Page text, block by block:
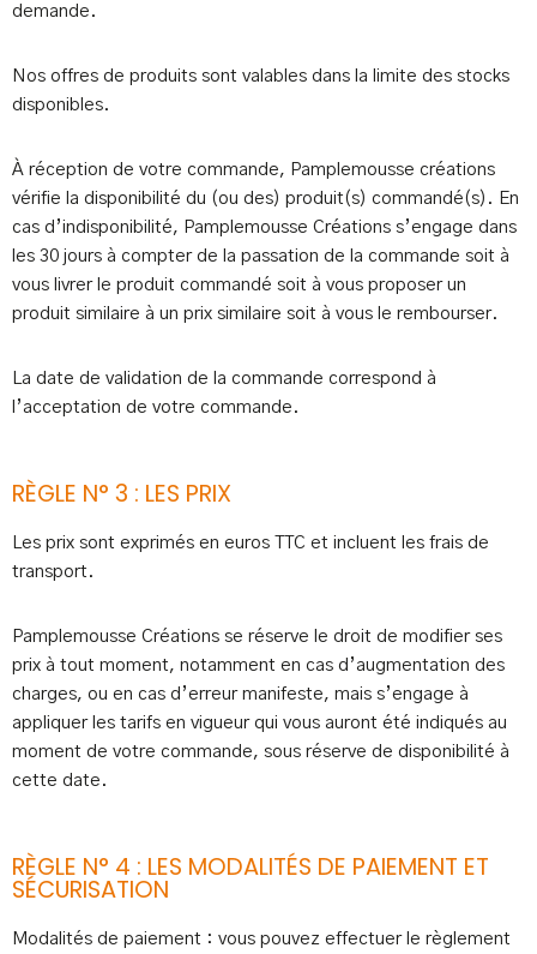
demande.
Nos offres de produits sont valables dans la limite des stocks
disponibles.
À réception de votre commande, Pamplemousse créations
vérifie la disponibilité du (ou des) produit(s) commandé(s). En
cas d’indisponibilité, Pamplemousse Créations s’engage dans
les 30 jours à compter de la passation de la commande soit à
vous livrer le produit commandé soit à vous proposer un
produit similaire à un prix similaire soit à vous le rembourser.
La date de validation de la commande correspond à
l’acceptation de votre commande.
RÈGLE N° 3 : LES PRIX
Les prix sont exprimés en euros TTC et incluent les frais de
transport.
Pamplemousse Créations se réserve le droit de modifier ses
prix à tout moment, notamment en cas d’augmentation des
charges, ou en cas d’erreur manifeste, mais s’engage à
appliquer les tarifs en vigueur qui vous auront été indiqués au
moment de votre commande, sous réserve de disponibilité à
cette date.
RÈGLE N° 4 : LES MODALITÉS DE PAIEMENT ET
SÉCURISATION
Modalités de paiement : vous pouvez effectuer le règlement